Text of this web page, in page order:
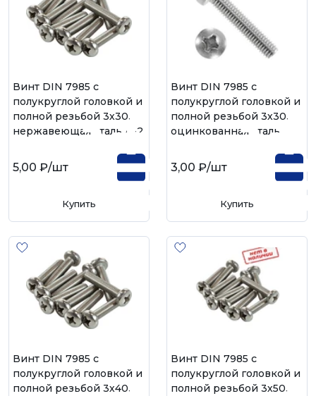
Винт DIN 7985 с
полукруглой головкой и
полной резьбой 3х30,
нержавеющая сталь А-2
5,00 ₽/шт
Купить
Винт DIN 7985 с
полукруглой головкой и
полной резьбой 3х30,
оцинкованная сталь
3,00 ₽/шт
Купить
Винт DIN 7985 с
полукруглой головкой и
полной резьбой 3х40,
Винт DIN 7985 с
полукруглой головкой и
полной резьбой 3х50,